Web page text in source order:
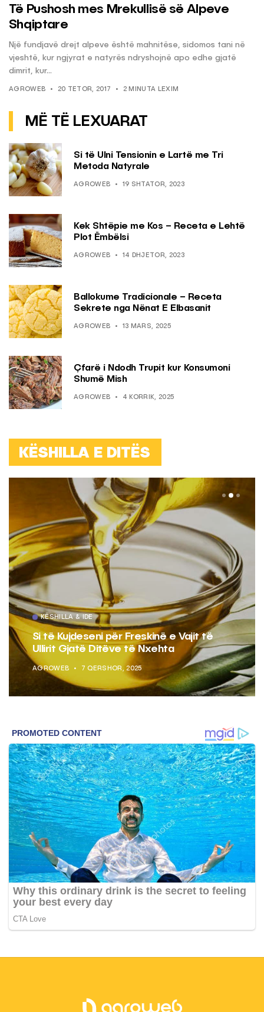
Të Pushosh mes Mrekullisë së Alpeve
Shqiptare
Një fundjavë drejt alpeve është mahnitëse, sidomos tani në
vjeshtë, kur ngjyrat e natyrës ndryshojnë apo edhe gjatë
dimrit, kur...
AGROWEB 20 TETOR, 2017 2 MINUTA LEXIM
MË TË LEXUARAT
Si të Ulni Tensionin e Lartë me Tri
Metoda Natyrale
AGROWEB 19 SHTATOR, 2023
Kek Shtëpie me Kos – Receta e Lehtë
Plot Ëmbëlsi
AGROWEB 14 DHJETOR, 2023
Ballokume Tradicionale – Receta
Sekrete nga Nënat E Elbasanit
AGROWEB 13 MARS, 2025
Çfarë i Ndodh Trupit kur Konsumoni
Shumë Mish
AGROWEB 4 KORRIK, 2025
KËSHILLA E DITËS
KËSHILLA & IDE
Si të Kujdeseni për Freskinë e Vajit të
Ullirit Gjatë Ditëve të Nxehta
AGROWEB 7 QERSHOR, 2025